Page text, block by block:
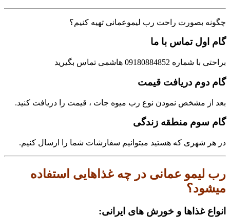
چگونه بصورت راحت رب لیموعمانی تهیه کنیم؟
گام اول تماس با ما
براحتی با شماره 09180884852 هاشمی تماس بگیرید
گام دوم دریافت قیمت
بعد از مشخص نمودن نوع رب میوه جات ، قیمت را دریافت کنید.
گام سوم منطقه زندگی
در هر شهری که هستید میتوانیم سفارشات شما را ارسال کنیم.
رب لیمو عمانی در چه غذاهایی استفاده
میشود؟
انواع غذاها و خورش های ایرانی: